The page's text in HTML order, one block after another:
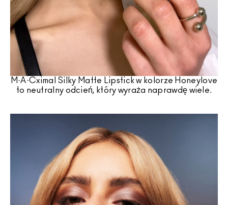
M·A·Cximal Silky Matte Lipstick w kolorze Honeylove
to neutralny odcień, który wyraża naprawdę wiele.